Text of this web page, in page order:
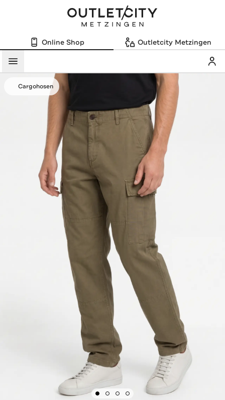
Online Shop Outletcity Metzingen
Menü
Cargohosen